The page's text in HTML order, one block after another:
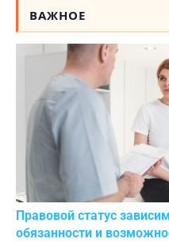
ВАЖНОЕ
Правовой статус
обязанности и